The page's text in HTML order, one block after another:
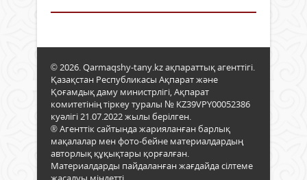
© 2026. Qarmaqshy-tany.kz ақпараттық агенттігі.
Қазақстан Республикасы Ақпарат және
Қоғамдық даму министрлігі, Ақпарат
комитетінің тіркеу туралы № KZ39VPY00052386
куәлігі 21.07.2022 жылы берілген.
® Агенттік сайтында жарияланған барлық
мақалалар мен фото-бейне материалдардың
авторлық құқықтары қорғалған.
Материалдарды пайдаланған жағдайда сілтеме